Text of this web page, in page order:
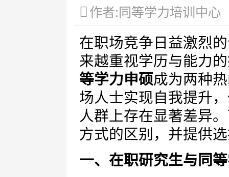
作者:同等学力培训中心
在职场竞争日益激烈
来越重视学历与能力
等学力申硕成为两种
场人士实现自我提升
人群上存在显著差异
方式的区别，并提供
一、在职研究生与同